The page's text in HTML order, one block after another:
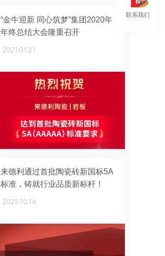
“金牛迎新 同心筑梦”集团2020年
年终总结大会隆重召开
2021-01-21
来德利通过首批陶瓷砖新国标5A
标准，铸就行业品质新标杆！
2025-10-16
联系我们